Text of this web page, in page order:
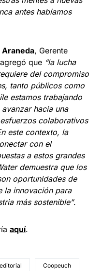
antes habíamos
Araneda, Gerente
que “la lucha
del compromiso
tanto públicos como
estamos trabajando
hacia una
colaborativos
este contexto, la
con el
a estos grandes
demuestra que los
oportunidades de
la innovación para
más sostenible”.
aquí.
Coopeuch